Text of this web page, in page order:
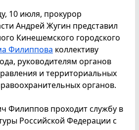
10 июля, прокурор
Андрей Жугин представил
Кинешемского городского
Филиппова коллективу
руководителям органов
и территориальных
органов.
Филиппов проходит службу в
Российской Федерации с